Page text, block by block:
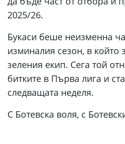
2025/26.
Букаси беше неизменна
изминалия сезон, в който
зеления екип. Сега той
битките в Първа лига и
следващата неделя.
С Ботевска воля, с